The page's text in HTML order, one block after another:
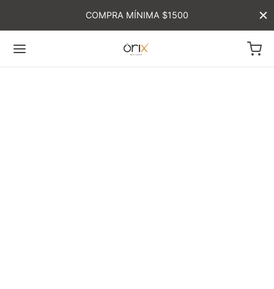
COMPRA MÍNIMA $1500